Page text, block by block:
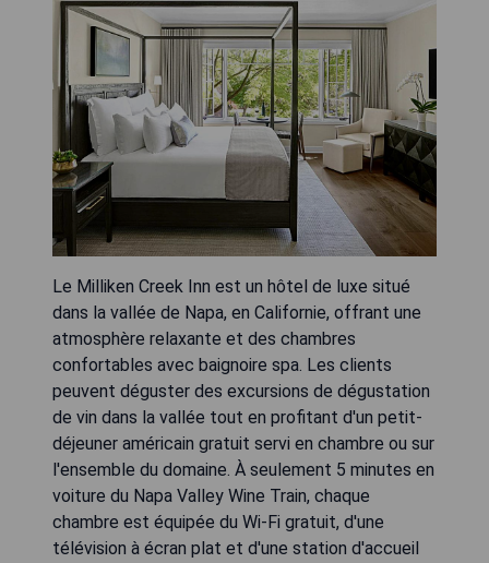
Le Milliken Creek Inn est un hôtel de luxe situé
dans la vallée de Napa, en Californie, offrant une
atmosphère relaxante et des chambres
confortables avec baignoire spa. Les clients
peuvent déguster des excursions de dégustation
de vin dans la vallée tout en profitant d'un petit-
déjeuner américain gratuit servi en chambre ou sur
l'ensemble du domaine. À seulement 5 minutes en
voiture du Napa Valley Wine Train, chaque
chambre est équipée du Wi-Fi gratuit, d'une
télévision à écran plat et d'une station d'accueil